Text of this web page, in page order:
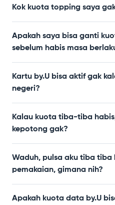
Kok kuota topping saya
Apakah saya bisa ganti
sebelum habis masa
Kartu by.U bisa aktif gak
negeri?
Kalau kuota tiba-tiba
kepotong gak?
Waduh, pulsa aku tiba
pemakaian, gimana nih?
Apakah kuota data by.U